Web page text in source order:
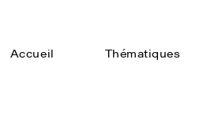
Accueil Thématiques